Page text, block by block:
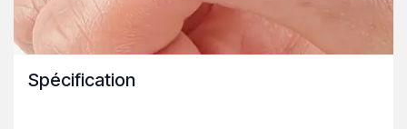
Spécification